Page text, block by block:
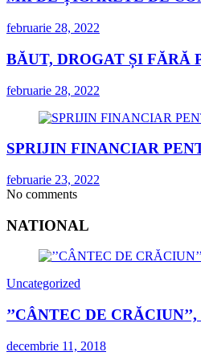
februarie 28, 2022
BĂUT, DROGAT ȘI FĂRĂ
februarie 28, 2022
SPRIJIN FINANCIAR
februarie 23, 2022
No comments
NATIONAL
Uncategorized
’’CÂNTEC DE
decembrie 11, 2018